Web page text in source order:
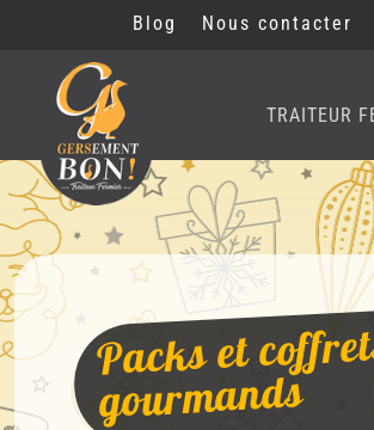
Blog Nous contacter
TRAITEUR
Packs et
gourmands